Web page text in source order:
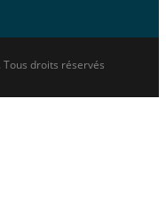
droits réservés